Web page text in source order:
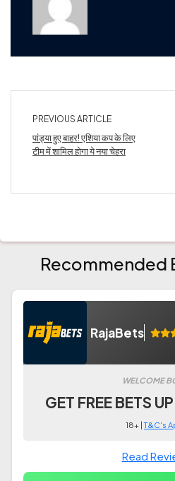
PREVIOUS ARTICLE
पांड्या हुए बाहर! एशिया कप के लिए
टीम में शामिल होगा ये नया चेहरा
Recommended
RajaBets
WELCOME
GET FREE BETS
18+ |T&C's
Read